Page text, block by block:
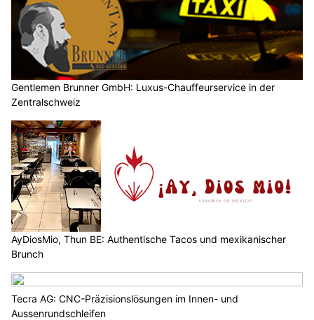
Gentlemen Brunner GmbH: Luxus-Chauffeurservice in der
Zentralschweiz
AyDiosMio, Thun BE: Authentische Tacos und mexikanischer
Brunch
Tecra AG: CNC-Präzisionslösungen im Innen- und
Aussenrundschleifen